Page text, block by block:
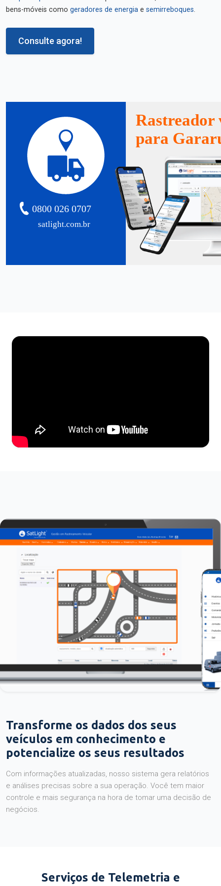
bens-móveis como geradores de energia e semirreboques.
Consulte agora!
satlight.com.br
0800 026 0707
Rastreador
para
Transforme os dados dos seus
veículos em conhecimento e
potencialize os seus resultados
Com informações atualizadas, nosso sistema gera relatórios
e análises precisas sobre a sua operação. Você tem maior
controle e mais segurança na hora de tomar uma decisão de
negócios.
Serviços de Telemetria e